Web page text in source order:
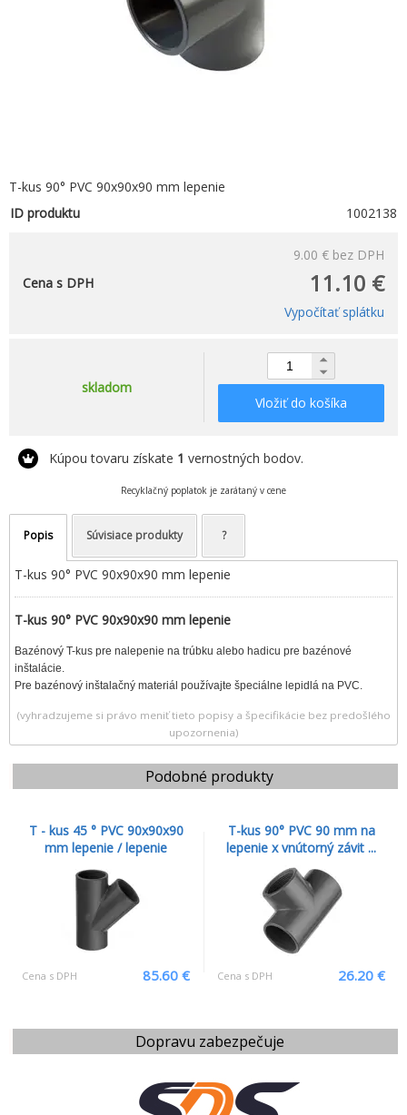
Dopravu zabezpečuje
T-kus 90° PVC 90x90x90 mm lepenie
ID produktu
1002138
9.00 € bez DPH
11.10 €
Cena s DPH
Vypočítať splátku
skladom
Vložiť do košíka
Kúpou tovaru získate 1 vernostných bodov.
Recyklačný poplatok je zarátaný v cene
Popis Súvisiace produkty ?
T-kus 90° PVC 90x90x90 mm lepenie
T-kus 90° PVC 90x90x90 mm lepenie
Bazénový T-kus pre nalepenie na trúbku alebo hadicu pre bazénové
inštalácie.
Pre bazénový inštalačný materiál používajte špeciálne lepidlá na PVC.
(vyhradzujeme si právo meniť tieto popisy a špecifikácie bez predošlého
upozornenia)
Podobné produkty
T - kus 45 ° PVC 90x90x90
mm lepenie / lepenie
Cena s DPH 85.60 €
T-kus 90° PVC 90 mm na
lepenie x vnútorný závit ...
Cena s DPH 26.20 €